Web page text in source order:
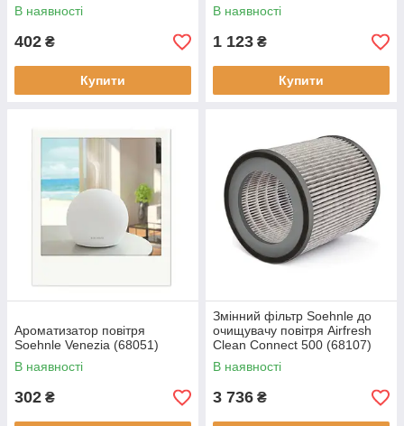
В наявності
402 ₴
Купити
В наявності
1 123 ₴
Купити
Ароматизатор повітря
Soehnle Venezia (68051)
В наявності
302 ₴
Змінний фільтр Soehnle до
очищувачу повітря Airfresh
Clean Connect 500 (68107)
В наявності
3 736 ₴